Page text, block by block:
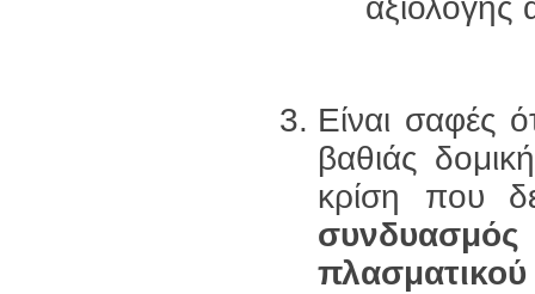
αξιόλογης
Είναι σαφές
βαθιάς
κρίση που